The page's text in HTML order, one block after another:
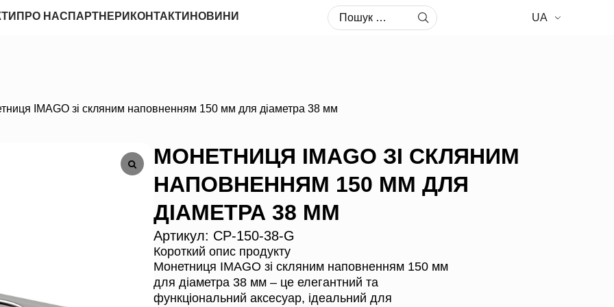
ПРО НАС ПАРТНЕРИ КОНТАКТИ НОВИНИ Пошук:
UA
IMAGO зі скляним наповненням 150 мм для діаметра 38 мм
МОНЕТНИЦЯ IMAGO ЗІ СКЛЯНИМ
НАПОВНЕННЯМ 150 ММ ДЛЯ
ДІАМЕТРА 38 ММ
Артикул: CP-150-38-G
Короткий опис продукту
Монетниця IMAGO зі скляним наповненням 150 мм
для діаметра 38 мм – це елегантний та
функціональний аксесуар, ідеальний для